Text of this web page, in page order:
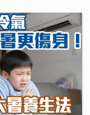
一文睇清老中青降溫